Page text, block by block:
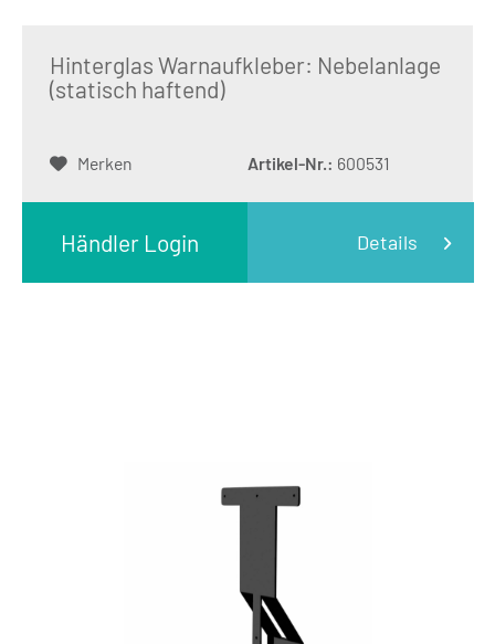
Hinterglas Warnaufkleber: Nebelanlage
(statisch haftend)
Händler Login Details
Merken Artikel-Nr.: 600531